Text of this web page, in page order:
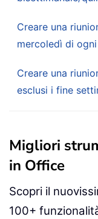
Creare una
mercoledì di
Creare una
esclusi i fine
Migliori
in Office
Scopri il
100+